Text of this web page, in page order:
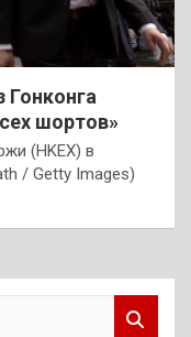
Гонконга
шортов»
(HKEX) в
/ Getty Images)